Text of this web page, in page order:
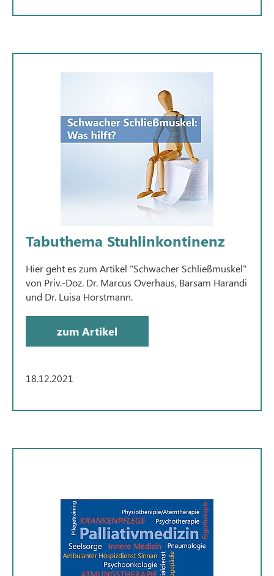
Tabuthema Stuhlinkontinenz
Hier geht es zum Artikel "Schwacher Schließmuskel"
von Priv.-Doz. Dr. Marcus Overhaus, Barsam Harandi
und Dr. Luisa Horstmann.
zum Artikel
18.12.2021